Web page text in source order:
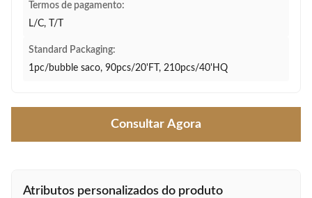
Termos de pagamento:
L/C, T/T
Standard Packaging:
1pc/bubble saco, 90pcs/20'FT, 210pcs/40'HQ
Consultar Agora
Atributos personalizados do produto